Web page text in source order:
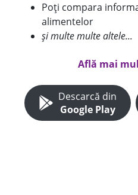
Poți compara
alimentelor
și multe multe altele...
Află mai
Descarcă din
Google Play